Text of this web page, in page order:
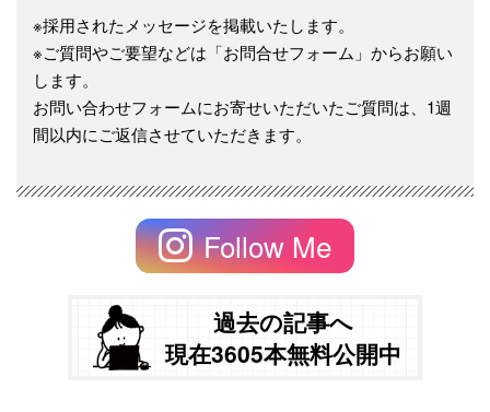
※採用されたメッセージを掲載いたします。
※ご質問やご要望などは「お問合せフォーム」からお願い
します。
お問い合わせフォームにお寄せいただいたご質問は、1週
間以内にご返信させていただきます。
Follow Me
過去の記事へ
現在3605本無料公開中